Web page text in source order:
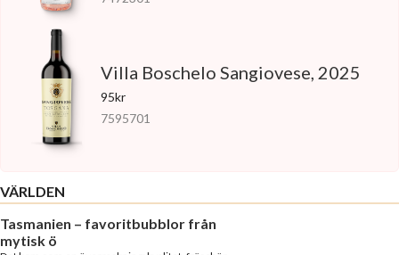
Villa Boschelo Sangiovese, 2025
95kr
7595701
VÄRLDEN
Tasmanien – favoritbubblor från
mytisk ö